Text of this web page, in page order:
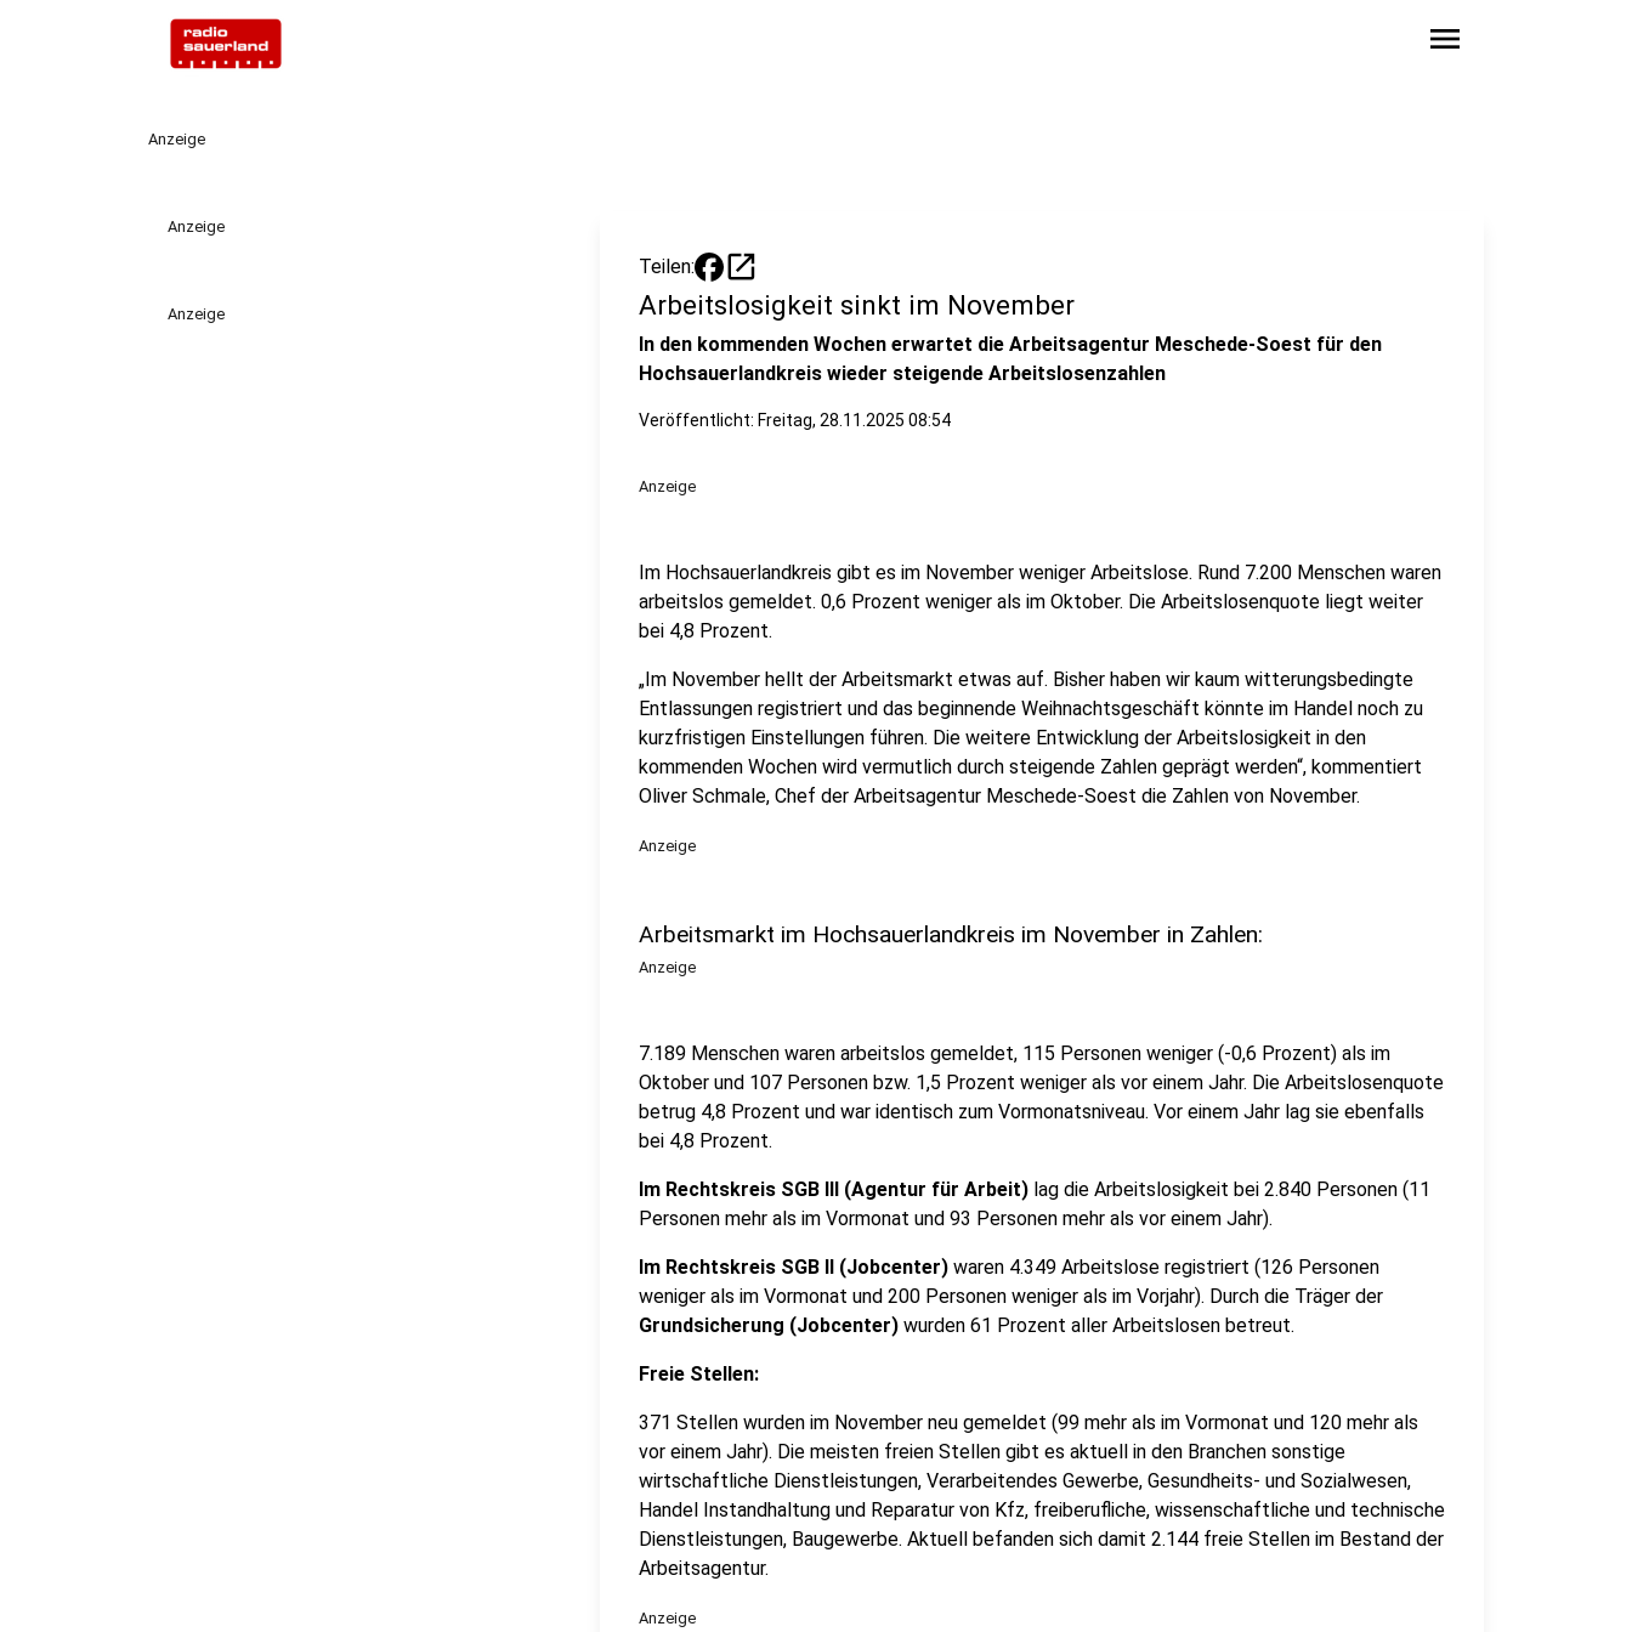
menu
Anzeige
Anzeige
Anzeige
Teilen: open_in_new
Arbeitslosigkeit sinkt im November
In den kommenden Wochen erwartet die Arbeitsagentur Meschede-Soest für den
Hochsauerlandkreis wieder steigende Arbeitslosenzahlen
Veröffentlicht: Freitag, 28.11.2025 08:54
Anzeige
Im Hochsauerlandkreis gibt es im November weniger Arbeitslose. Rund 7.200 Menschen waren
arbeitslos gemeldet. 0,6 Prozent weniger als im Oktober. Die Arbeitslosenquote liegt weiter
bei 4,8 Prozent.
„Im November hellt der Arbeitsmarkt etwas auf. Bisher haben wir kaum witterungsbedingte
Entlassungen registriert und das beginnende Weihnachtsgeschäft könnte im Handel noch zu
kurzfristigen Einstellungen führen. Die weitere Entwicklung der Arbeitslosigkeit in den
kommenden Wochen wird vermutlich durch steigende Zahlen geprägt werden“, kommentiert
Oliver Schmale, Chef der Arbeitsagentur Meschede-Soest die Zahlen von November.
Anzeige
Arbeitsmarkt im Hochsauerlandkreis im November in Zahlen:
Anzeige
7.189 Menschen waren arbeitslos gemeldet, 115 Personen weniger (-0,6 Prozent) als im
Oktober und 107 Personen bzw. 1,5 Prozent weniger als vor einem Jahr. Die Arbeitslosenquote
betrug 4,8 Prozent und war identisch zum Vormonatsniveau. Vor einem Jahr lag sie ebenfalls
bei 4,8 Prozent.
Im Rechtskreis SGB III (Agentur für Arbeit) lag die Arbeitslosigkeit bei 2.840 Personen (11
Personen mehr als im Vormonat und 93 Personen mehr als vor einem Jahr).
Im Rechtskreis SGB II (Jobcenter) waren 4.349 Arbeitslose registriert (126 Personen
weniger als im Vormonat und 200 Personen weniger als im Vorjahr). Durch die Träger der
Grundsicherung (Jobcenter) wurden 61 Prozent aller Arbeitslosen betreut.
Freie Stellen:
371 Stellen wurden im November neu gemeldet (99 mehr als im Vormonat und 120 mehr als
vor einem Jahr). Die meisten freien Stellen gibt es aktuell in den Branchen sonstige
wirtschaftliche Dienstleistungen, Verarbeitendes Gewerbe, Gesundheits- und Sozialwesen,
Handel Instandhaltung und Reparatur von Kfz, freiberufliche, wissenschaftliche und technische
Dienstleistungen, Baugewerbe. Aktuell befanden sich damit 2.144 freie Stellen im Bestand der
Arbeitsagentur.
Anzeige